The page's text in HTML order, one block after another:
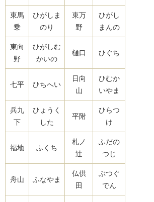
東馬
乗
ひがしま
のり
東万
野
ひがし
まんの
東向
野
ひがしむ
かいの
樋口 ひぐち
七平 ひちへい
日向
山
ひむか
いやま
兵九
下
ひょうく
した
平附
ひらつ
け
福地 ふくち
札ノ
辻
ふだの
つじ
舟山 ふなやま
仏供
田
ぶつぐ
でん